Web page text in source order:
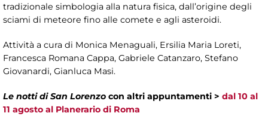
tradizionale simbologia alla natura fisica, dall’origine degli
sciami di meteore fino alle comete e agli asteroidi.
Attività a cura di Monica Menaguali, Ersilia Maria Loreti,
Francesca Romana Cappa, Gabriele Catanzaro, Stefano
Giovanardi, Gianluca Masi.
Le notti di San Lorenzo con altri appuntamenti > dal 10 al
11 agosto al Planerario di Roma